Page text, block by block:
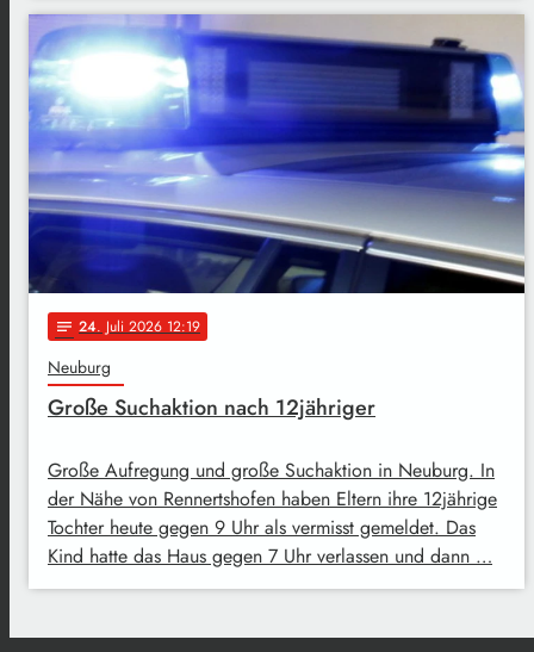
notes 24. Juli 2026 12:19
Neuburg
Große Suchaktion nach 12jähriger
Große Aufregung und große Suchaktion in Neuburg. In
der Nähe von Rennertshofen haben Eltern ihre 12jährige
Tochter heute gegen 9 Uhr als vermisst gemeldet. Das
Kind hatte das Haus gegen 7 Uhr verlassen und dann …